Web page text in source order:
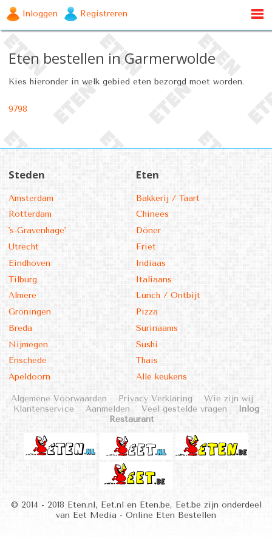
Inloggen Registreren
Eten bestellen in Garmerwolde
Kies hieronder in welk gebied eten bezorgd moet worden.
9798
Steden
Amsterdam
Rotterdam
's-Gravenhage'
Utrecht
Eindhoven
Tilburg
Almere
Groningen
Breda
Nijmegen
Enschede
Apeldoorn
Eten
Bakkerij / Taart
Chinees
Döner
Friet
Indiaas
Italiaans
Lunch / Ontbijt
Pizza
Surinaams
Sushi
Thais
Alle keukens
Algemene Voorwaarden Privacy Verklaring
Wie zijn wij
Klantenservice
Aanmelden Veel gestelde vragen
Inlog
Restaurant
© 2014 - 2018 Eten.nl, Eet.nl en Eten.be, Eet.be zijn onderdeel
van Eet Media - Online Eten Bestellen